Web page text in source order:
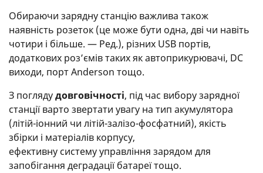
Обираючи зарядну станцію важлива також
наявність розеток (це може бути одна, дві чи навіть
чотири і більше. — Ред.), різних USB портів,
додаткових роз’ємів таких як автоприкурювачі, DC
виходи, порт Anderson тощо.
З поглядудовговічності, під час вибору зарядної
станції варто звертати увагу на тип акумулятора
(літій-іонний чи літій-залізо-фосфатний), якість
збірки і матеріалів корпусу,
ефективну систему управління зарядом для
запобігання деградації батареї тощо.